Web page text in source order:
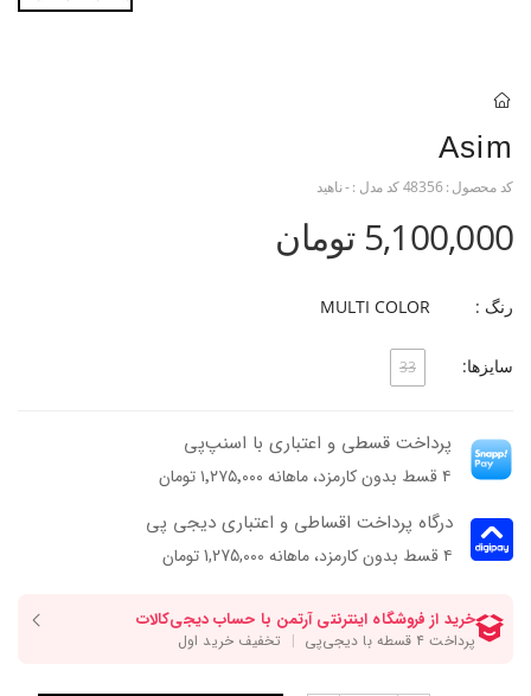
Asim
کد محصول : 48356کد مدل :- ناهید
5,100,000 تومان
رنگ : MULTI COLOR
سایزها: 33
پرداخت قسطی و اعتباری با اسنپ‌پی
۴ قسط بدون کارمزد، ماهانه ۱٬۲۷۵٬۰۰۰ تومان
درگاه پرداخت اقساطی و اعتباری دیجی پی
۴ قسط بدون کارمزد، ماهانه 1,275,000 تومان